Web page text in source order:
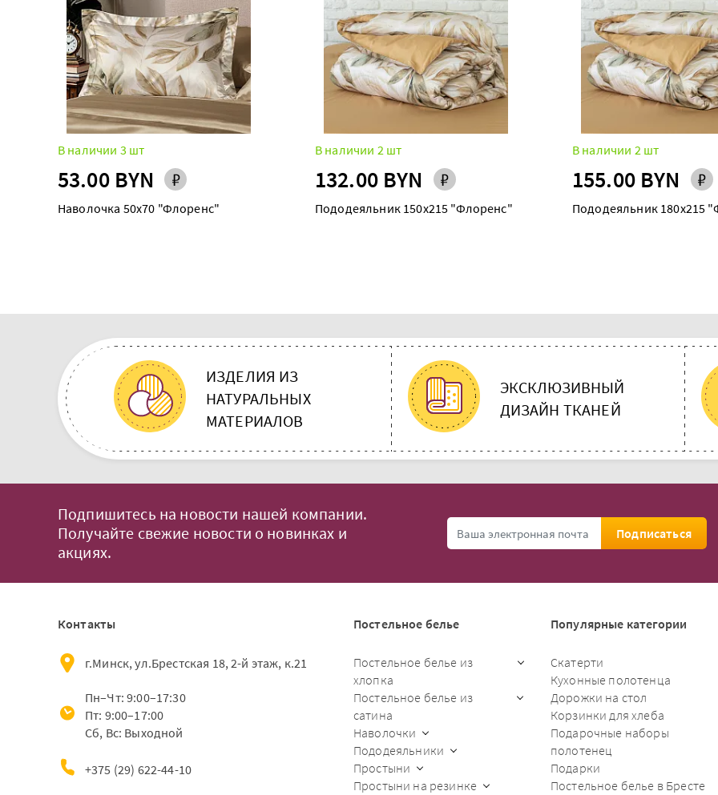
В наличии 3 шт
53.00 BYN
Наволочка 50х70 "Флоренс"
В наличии 2 шт
132.00 BYN
Пододеяльник 150х215 "Флоренс"
В наличии 2 шт
155.00 BYN
Пододеяльник 180х215
ИЗДЕЛИЯ ИЗ
НАТУРАЛЬНЫХ
МАТЕРИАЛОВ
ЭКСКЛЮЗИВНЫЙ
ДИЗАЙН ТКАНЕЙ
Подпишитесь на новости нашей компании.
Получайте свежие новости о новинках и
акциях.
Подписаться
Контакты
г.Минск, ул.Брестская 18, 2-й этаж, к.21
Пн–Чт: 9:00–17:30
Пт: 9:00–17:00
Сб, Вс: Выходной
+375 (29) 622-44-10
Постельное белье
Постельное белье из
хлопка
Постельное белье из
сатина
Наволочки
Пододеяльники
Простыни
Простыни на резинке
Популярные категории
Скатерти
Кухонные полотенца
Дорожки на стол
Корзинки для хлеба
Подарочные наборы
полотенец
Подарки
Постельное белье в Бресте